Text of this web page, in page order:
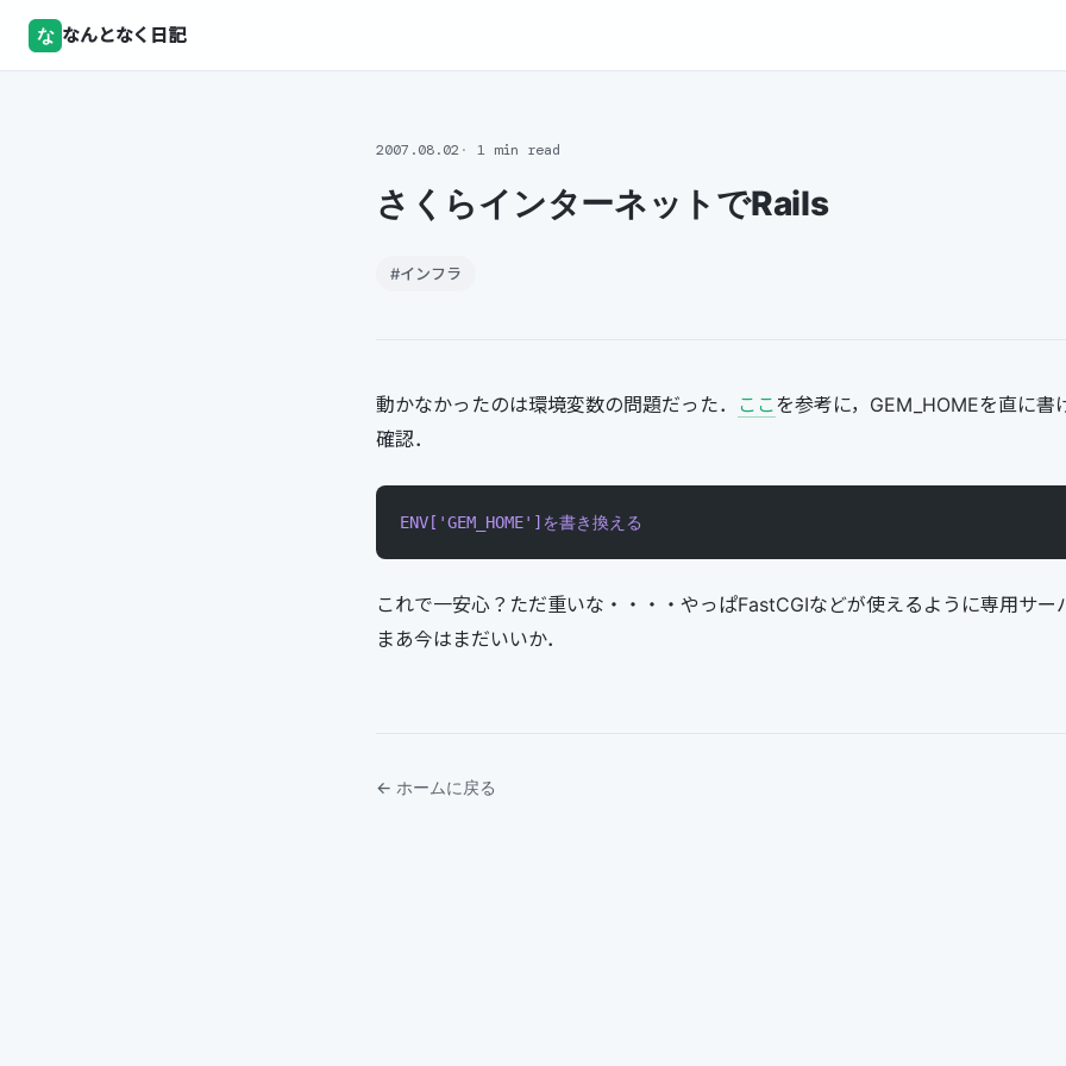
な なんとなく日記
2007.08.02 1 min read
さくらインターネットでRails
#インフラ
動かなかったのは環境変数の問題だった． ここを参考に，GEM_HOMEを直に書
確認．
ENV[ 'GEM_HOME' ]を書き換える
これで一安心？ただ重いな・・・・やっぱFastCGIなどが使えるように専用サー
まあ今はまだいいか．
← ホームに戻る